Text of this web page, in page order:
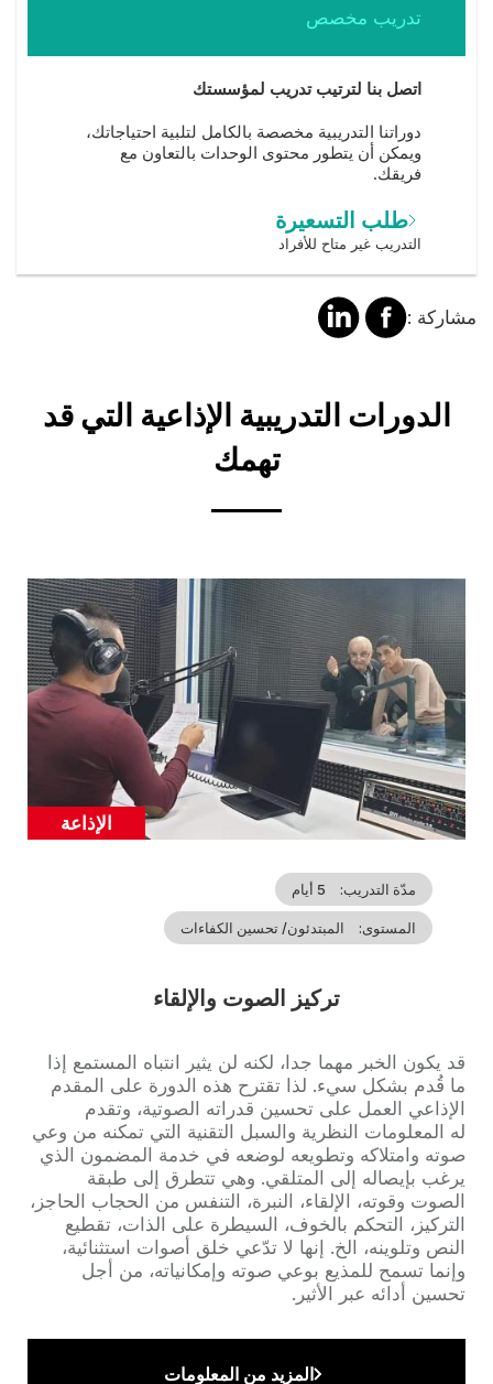
تدريب مخصص
اتصل بنا لترتيب تدريب لمؤسستك
دوراتنا التدريبية مخصصة بالكامل لتلبية احتياجاتك،
ويمكن أن يتطور محتوى الوحدات بالتعاون مع
فريقك.
طلب التسعيرة
التدريب غير متاح للأفراد
مشاركة :مشاركة
على
مشالرة
على
إن
Title
الدورات التدريبية الإذاعية التي قد
تهمك
illustration
Catégorie
الإذاعة
مدّة التدريب 5 أيام
المستوى المبتدئون/ تحسين الكفاءات
تركيز الصوت والإلقاء
Accroche
قد يكون الخبر مهما جدا، لكنه لن يثير انتباه المستمع إذا
ما قُدم بشكل سيء. لذا تقترح هذه الدورة على المقدم
الإذاعي العمل على تحسين قدراته الصوتية، وتقدم
له المعلومات النظرية والسبل التقنية التي تمكنه من وعي
صوته وامتلاكه وتطويعه لوضعه في خدمة المضمون الذي
يرغب بإيصاله إلى المتلقي. وهي تتطرق إلى طبقة
الصوت وقوته، الإلقاء، النبرة، التنفس من الحجاب الحاجز،
التركيز، التحكم بالخوف، السيطرة على الذات، تقطيع
النص وتلوينه، الخ. إنها لا تدّعي خلق أصوات استثنائية،
وإنما تسمح للمذيع بوعي صوته وإمكانياته، من أجل
تحسين أدائه عبر الأثير.
المزيد من المعلومات